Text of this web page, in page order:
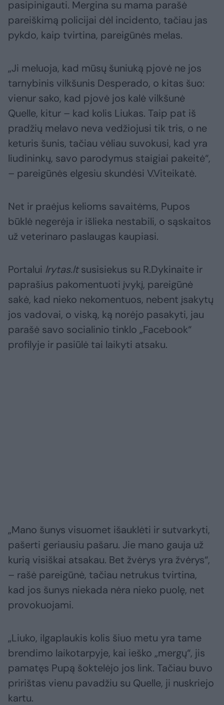
pasipinigauti. Mergina su mama parašė
pareiškimą policijai dėl incidento, tačiau jas
pykdo, kaip tvirtina, pareigūnės melas.
„Ji meluoja, kad mūsų šuniuką pjovė ne jos
tarnybinis vilkšunis Desperado, o kitas šuo:
vienur sako, kad pjovė jos kalė vilkšunė
Quelle, kitur – kad kolis Liukas. Taip pat iš
pradžių melavo neva vedžiojusi tik tris, o ne
keturis šunis, tačiau vėliau suvokusi, kad yra
liudininkų, savo parodymus staigiai pakeitė“,
– pareigūnės elgesiu skundėsi V.Viteikatė.
Net ir praėjus kelioms savaitėms, Pupos
būklė negerėja ir išlieka nestabili, o sąskaitos
už veterinaro paslaugas kaupiasi.
Portalui lrytas.ltsusisiekus su R.Dykinaite ir
paprašius pakomentuoti įvykį, pareigūnė
sakė, kad nieko nekomentuos, nebent įsakytų
jos vadovai, o viską, ką norėjo pasakyti, jau
parašė savo socialinio tinklo „Facebook“
profilyje ir pasiūlė tai laikyti atsaku.
„Mano šunys visuomet išauklėti ir sutvarkyti,
pašerti geriausiu pašaru. Jie mano gauja už
kurią visiškai atsakau. Bet žvėrys yra žvėrys“,
– rašė pareigūnė, tačiau netrukus tvirtina,
kad jos šunys niekada nėra nieko puolę, net
provokuojami.
„Liuko, ilgaplaukis kolis šiuo metu yra tame
brendimo laikotarpyje, kai ieško „mergų“, jis
pamatęs Pupą šoktelėjo jos link. Tačiau buvo
pririštas vienu pavadžiu su Quelle, ji nuskriejo
kartu.